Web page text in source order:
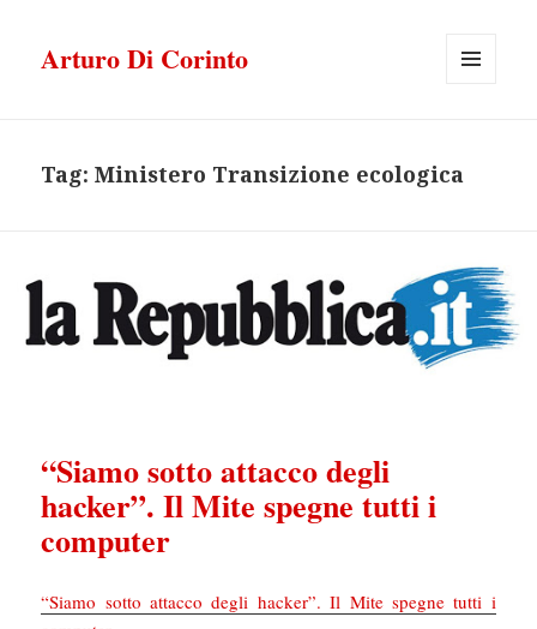
Arturo Di Corinto
Tag:Ministero Transizione ecologica
“Siamo sotto attacco degli
hacker”. Il Mite spegne tutti i
computer
“Siamo sotto attacco degli hacker”. Il Mite spegne tutti i